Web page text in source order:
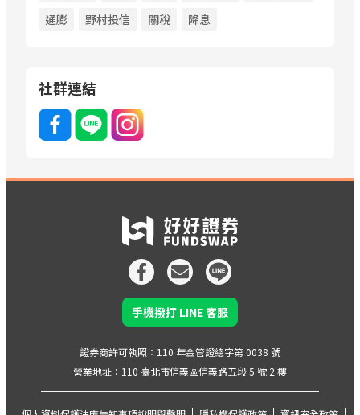
通膨
野村投信 關稅 降息
社群連結
手機撥打 LINE 客服
證券商許可執照：110 年金管證總字第 0038 號
營業地址：110 臺北市信義區信義路五段 5 號 2 樓